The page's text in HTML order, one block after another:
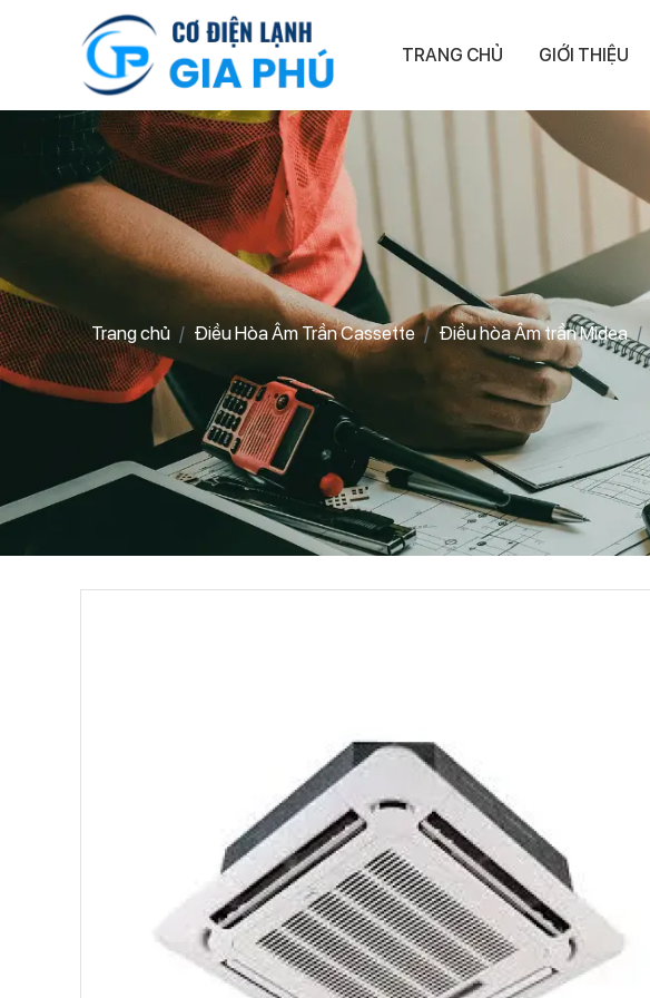
TRANG CHỦ GIỚI THIỆU
Trang chủ Điều Hòa Âm Trần Cassette Điều hòa Âm trần Midea